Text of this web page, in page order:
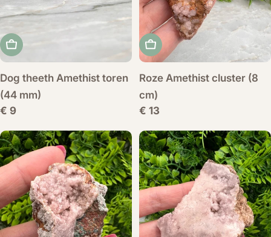
Voeg toe aan winkelwagen
Dog theeth Amethist toren
(44 mm)
Normale
€ 9
Voeg toe aan
Roze Amethist cluster (8
cm)
Normale
€ 13